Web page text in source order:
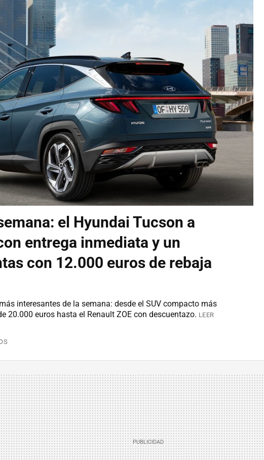
el Hyundai Tucson a
entrega inmediata y un
con 12.000 euros de rebaja
interesantes de la semana: desde el SUV compacto más
20.000 euros hasta el Renault ZOE con descuentazo. LEER